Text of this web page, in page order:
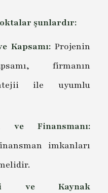
şunlardır:
Kapsamı:Projenin
firmanın
ile uyumlu
ve Finansmanı:
imkanları
ve Kaynak